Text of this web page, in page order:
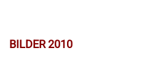
BILDER 2010